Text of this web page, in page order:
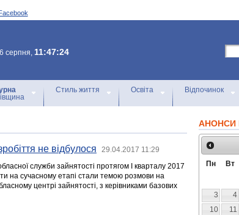
серпня, 11:47:24
Стиль життя Освіта Відпочинок
не відбулося 29.04.2017 11:29
служби зайнятості протягом І кварталу 2017
на сучасному етапі стали темою розмови на
центрі зайнятості, з керівниками базових
АНОНСИ
Пн Вт
3
4
10
11